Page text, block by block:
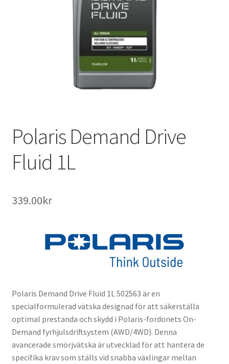
Polaris Demand Drive
Fluid 1L
339.00kr
Polaris Demand Drive Fluid 1L 502563 är en
specialformulerad vätska designad för att säkerställa
optimal prestanda och skydd i Polaris-fordonets On-
Demand fyrhjulsdriftsystem (AWD/4WD). Denna
avancerade smörjvätska är utvecklad för att hantera de
specifika krav som ställs vid snabba växlingar mellan